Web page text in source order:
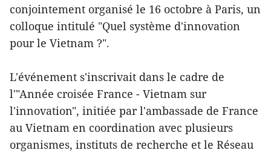
conjointement organisé le 16 octobre à Paris, un
colloque intitulé "Quel système d'innovation
pour le Vietnam ?".
L'événement s'inscrivait dans le cadre de
l'"Année croisée France - Vietnam sur
l'innovation", initiée par l'ambassade de France
au Vietnam en coordination avec plusieurs
organismes, instituts de recherche et le Réseau